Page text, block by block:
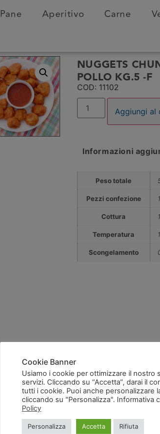
Pane Aperitivo Carne
NUGGETS
POLLO KG.5 -F
COD: 11102
Aggiungi al
Informazioni
Peso totale
Pezzi confezione
Cottura
Temperatura
Scongelamento
Cookie Banner
Usiamo i cookie per ottimizzare il nostro
servizi. Cliccando su “Accetta”, darai il
tutti i cookie. Puoi anche personalizzare
cliccando su "Personalizza". Informativa
Policy
Personalizza Accetta Rifiuta